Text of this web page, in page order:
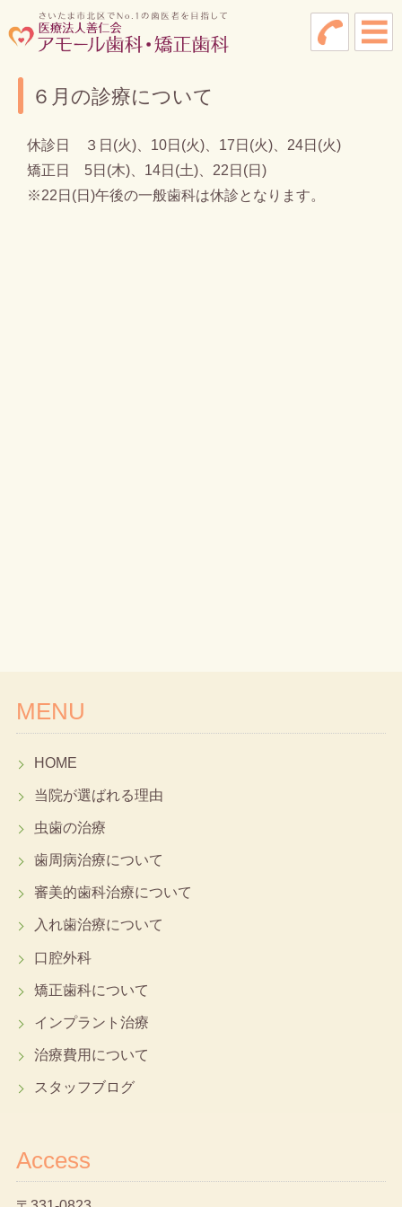
６月の診療について
休診日 ３日(火)、10日(火)、17日(火)、24日(火)
矯正日 5日(木)、14日(土)、22日(日)
※22日(日)午後の一般歯科は休診となります。
MENU
HOME
当院が選ばれる理由
虫歯の治療
歯周病治療について
審美的歯科治療について
入れ歯治療について
口腔外科
矯正歯科について
インプラント治療
治療費用について
スタッフブログ
Access